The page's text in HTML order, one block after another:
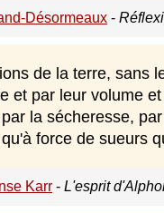
Désormeaux -
de la terre, sans
et par leur volume
la sécheresse,
force de sueurs
Karr - L'esprit